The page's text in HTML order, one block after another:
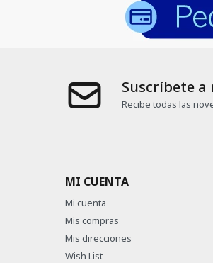
Suscríbete
Recibe todas las
MI CUENTA
Mi cuenta
Mis compras
Mis direcciones
Wish List